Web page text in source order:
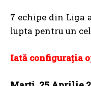
7 echipe din Liga
lupta pentru un
Iată configurația